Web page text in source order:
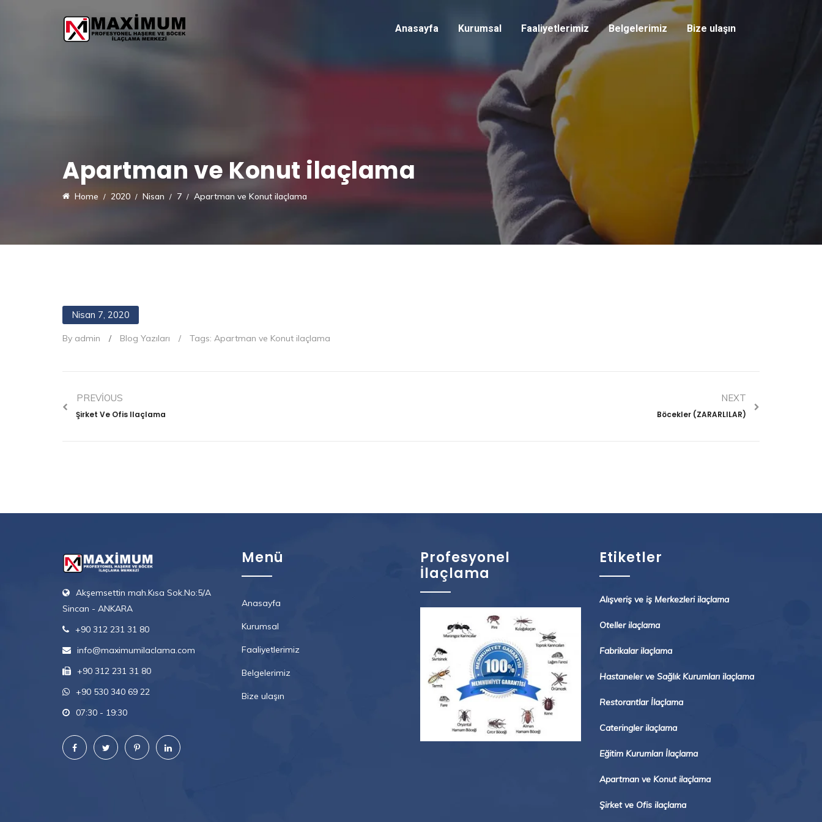
Anasayfa Kurumsal Faaliyetlerimiz Belgelerimiz Bize ulaşın
Apartman ve Konut ilaçlama
Home 2020 Nisan 7 Apartman ve Konut ilaçlama
Nisan 7, 2020
By admin / Blog Yazıları / Tags: Apartman ve Konut ilaçlama
PREVIOUS
Şirket Ve Ofis Ilaçlama
NEXT
Böcekler (ZARARLILAR)
Akşemsettin mah.Kısa Sok.No:5/A
Sincan - ANKARA
+90 312 231 31 80
info@maximumilaclama.com
+90 312 231 31 80
+90 530 340 69 22
07:30 - 19:30
Menü
Anasayfa
Kurumsal
Faaliyetlerimiz
Belgelerimiz
Bize ulaşın
Profesyonel
İlaçlama
Etiketler
Alışveriş ve iş Merkezleri ilaçlama
Oteller ilaçlama
Fabrikalar ilaçlama
Hastaneler ve Sağlık Kurumları ilaçlama
Restorantlar İlaçlama
Cateringler ilaçlama
Eğitim Kurumları İlaçlama
Apartman ve Konut ilaçlama
Şirket ve Ofis ilaçlama